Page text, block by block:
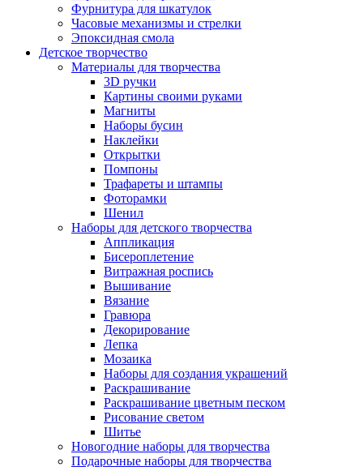
Фурнитура для шкатулок
Часовые механизмы и стрелки
Эпоксидная смола
Детское творчество
Материалы для творчества
3D ручки
Картины своими руками
Магниты
Наборы бусин
Наклейки
Открытки
Помпоны
Трафареты и штампы
Фоторамки
Шенил
Наборы для детского творчества
Аппликация
Бисероплетение
Витражная роспись
Вышивание
Вязание
Гравюра
Декорирование
Лепка
Мозаика
Наборы для создания украшений
Раскрашивание
Раскрашивание цветным песком
Рисование светом
Шитье
Новогодние наборы для творчества
Подарочные наборы для творчества